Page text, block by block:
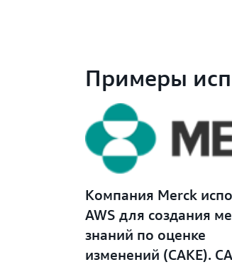
Примеры
Компания Merck
AWS для создания
знаний по оценке
изменений (CAKE).